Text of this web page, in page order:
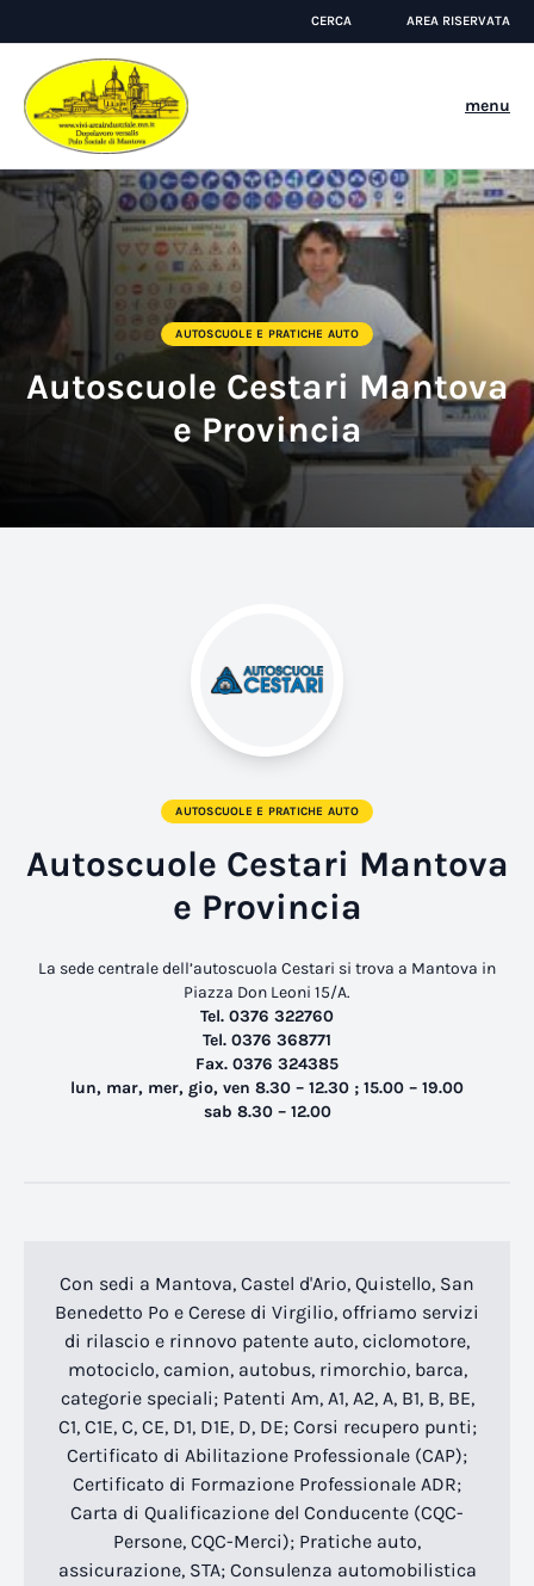
CERCA AREA RISERVATA
menu
AUTOSCUOLE E PRATICHE AUTO
Autoscuole Cestari Mantova
e Provincia
AUTOSCUOLE E PRATICHE AUTO
Autoscuole Cestari Mantova
e Provincia
La sede centrale dell’autoscuola Cestari si trova a Mantova in
Piazza Don Leoni 15/A.
Tel. 0376 322760
Tel. 0376 368771
Fax. 0376 324385
lun, mar, mer, gio, ven 8.30 – 12.30 ; 15.00 – 19.00
sab 8.30 – 12.00
Con sedi a Mantova, Castel d'Ario, Quistello, San
Benedetto Po e Cerese di Virgilio, offriamo servizi
di rilascio e rinnovo patente auto, ciclomotore,
motociclo, camion, autobus, rimorchio, barca,
categorie speciali; Patenti Am, A1, A2, A, B1, B, BE,
C1, C1E, C, CE, D1, D1E, D, DE; Corsi recupero punti;
Certificato di Abilitazione Professionale (CAP);
Certificato di Formazione Professionale ADR;
Carta di Qualificazione del Conducente (CQC-
Persone, CQC-Merci); Pratiche auto,
assicurazione, STA; Consulenza automobilistica